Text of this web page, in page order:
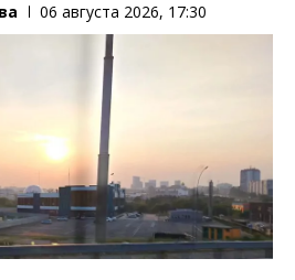
06 августа 2026, 17:30